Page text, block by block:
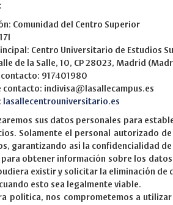
Comunidad del Centro Superior
Centro Universitario de Estudios
de la Salle, 10, CP 28023, Madrid
917401980
contacto: indivisa@lasallecampus.es
lasallecentrouniversitario.es
sus datos personales para
Solamente el personal autorizado
garantizando así la confidencialidad
obtener información sobre los
existir y solicitar la eliminación de
esto sea legalmente viable.
política, nos comprometemos a